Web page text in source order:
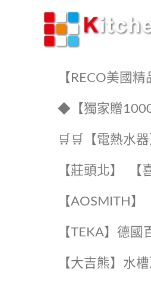
【RECO美國
◆【獨家贈
🛒🛒【電熱水
【莊頭北】 【
【AOSMITH】
【TEKA】️德國
【大吉熊】水